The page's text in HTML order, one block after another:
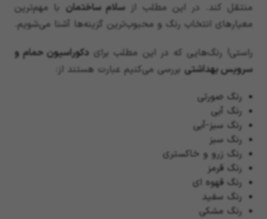
منتقل کند. در این مطلب از سلام ساختمان با مهم‌ترین
معیارهای انتخاب رنگ و محبوب‌ترین گزینه‌ها آشنا می‌شویم.
راستی! رنگ‌هایی که در این مطلب برای دکوراسیون حمام و
سرویس بهداشتی بررسی می‌کنیم عبارت هستند از:
رنگ صورتی
رنگ آبی
رنگ سبز-آبی
رنگ سبز
رنگ زرو و خاکستری
رنگ قرمز
رنگ قهوه ای
رنگ سفید
رنگ مشکی